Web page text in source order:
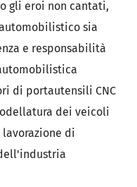
gli eroi non cantati,
sia
e responsabilità
di portautensili CNC
dei veicoli
di